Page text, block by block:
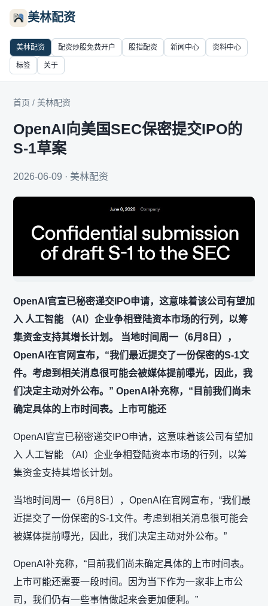
美林配资
美林配资 配资炒股免费开户 股指配资 新闻中心 资料中心
标签 关于
首页 / 美林配资
OpenAI向美国SEC保密提交IPO的
S-1草案
2026-06-09 · 美林配资
OpenAI官宣已秘密递交IPO申请，这意味着该公司有望加
入 人工智能 （AI）企业争相登陆资本市场的行列，以筹
集资金支持其增长计划。 当地时间周一（6月8日），
OpenAI在官网宣布，“我们最近提交了一份保密的S-1文
件。考虑到相关消息很可能会被媒体提前曝光，因此，我
们决定主动对外公布。” OpenAI补充称，“目前我们尚未
确定具体的上市时间表。上市可能还
OpenAI官宣已秘密递交IPO申请，这意味着该公司有望加
入 人工智能 （AI）企业争相登陆资本市场的行列，以筹
集资金支持其增长计划。
当地时间周一（6月8日），OpenAI在官网宣布，“我们最
近提交了一份保密的S-1文件。考虑到相关消息很可能会
被媒体提前曝光，因此，我们决定主动对外公布。”
OpenAI补充称，“目前我们尚未确定具体的上市时间表。
上市可能还需要一段时间。因为当下作为一家非上市公
司，我们仍有一些事情做起来会更加便利。”